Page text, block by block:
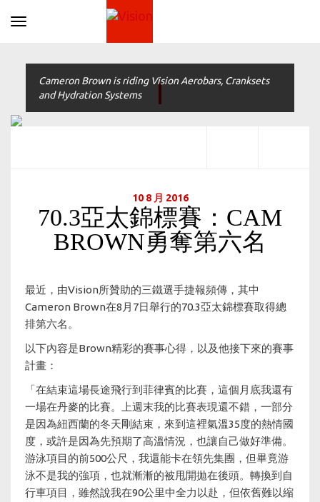
Toggle navigation
Cameron Brown is riding Vision Aerobars, Cranksets
and Hydration Systems
10 8 月 2016
70.3亞太錦標賽：CAM
BROWN勇奪第六名
最近，由Vision所贊助的三鐵選手捷報頻傳，其中
Cameron Brown在8月7日舉行的70.3亞太錦標賽取得總
排第六名。
以下內容是Brown精彩的賽事心得，以及他接下來的賽事
計畫：
「在結束這場長途飛行到菲律賓的比賽，這個月底我還有
一場在丹麥的比賽。上週末我的比賽表現還不錯，一部分
是因為紐西蘭的冬天剛結束，來到這裡氣溫35度的熱情國
度，或許是因為先預期了高溫情況，也讓自己做好準備。
游泳項目的前500公尺，我還能卡在領先集團，但畢竟游
泳不是我的強項，也就漸漸的被甩開拋在後頭。轉換到自
行車項目，雖然說我在90公里中全力以赴，但依舊難以縮